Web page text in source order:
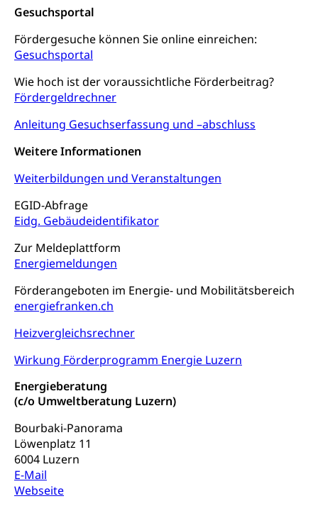
Gesuchsportal
Fördergesuche können Sie online einreichen:
Gesuchsportal
Wie hoch ist der voraussichtliche Förderbeitrag?
Fördergeldrechner
Anleitung Gesuchserfassung und –abschluss
Weitere Informationen
Weiterbildungen und Veranstaltungen
EGID-Abfrage
Eidg. Gebäudeidentifikator
Zur Meldeplattform
Energiemeldungen
Förderangeboten im Energie- und Mobilitätsbereich
energiefranken.ch
Heizvergleichsrechner
Wirkung Förderprogramm Energie Luzern
Energieberatung
(c/o Umweltberatung Luzern)
Bourbaki-Panorama
Löwenplatz 11
6004 Luzern
E-Mail
Webseite
Waffenerwerbsschein, Waffenschein, Waffenbüro,
Waffen, Sprengstoffe und Pyrotechnik
Zivildienst
Militärdienst
Schutzraumbaupflicht
Zivilschutz
Staat und Recht
Gleichstellung von Frau und Mann
Diskriminierung, Gleichstellungsbüro, Mobbing
Gleichstellung aller Geschlechter und
Gleichstellung Menschen mit
Behinderungen
Schlichtungsbehörde Gleichstellung
Zivilverfahren
Zivilrecht, Zivilrechtspflege, Gerichtsverfahren
Bezirksgerichte: Aufgaben und Verfahren
Betreibung und Konkurs
Bankrott, Schulden, Zahlungsunfähigkeit, Pfändung
Schulden (gruezi.lu.ch)
Betreibungsämter
Demokratie
Regierungsform, Stimm- und Wahlrecht,
Stimmrecht, Abstimmungen, Wahlen, politische
Parteien, Grundfreiheiten, Pluralismus
Kantonale Steuern